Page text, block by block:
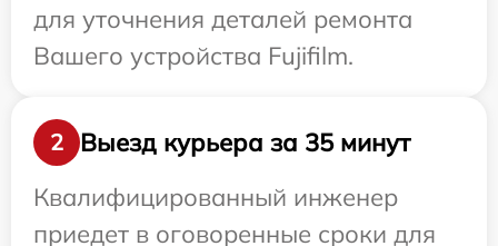
для уточнения деталей ремонта
Вашего устройства Fujifilm.
2
Выезд курьера за 35 минут
Квалифицированный инженер
приедет в оговоренные сроки для